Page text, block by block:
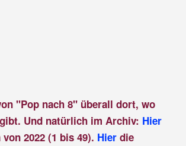
"Pop nach 8" überall dort, wo
Und natürlich im Archiv: Hier
2022 (1 bis 49). Hierdie